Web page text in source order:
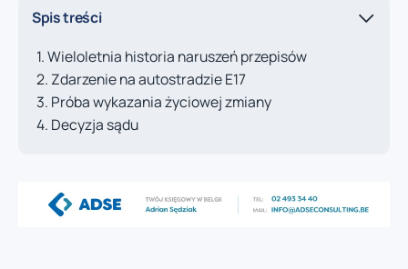
Spis treści
Wieloletnia historia naruszeń przepisów
Zdarzenie na autostradzie E17
Próba wykazania życiowej zmiany
Decyzja sądu